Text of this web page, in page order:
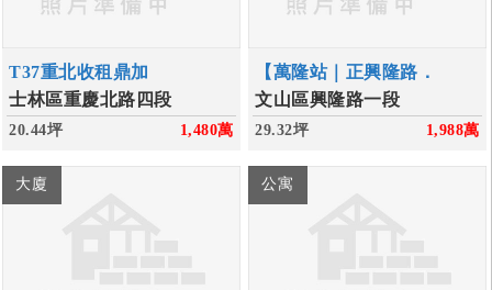
T37重北收租鼎加
士林區重慶北路四段
20.44坪 1,480萬
【萬隆站｜正興隆路．
文山區興隆路一段
29.32坪 1,988萬
大廈 公寓